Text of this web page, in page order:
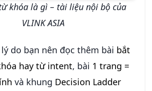
khóa là gì – tài liệu nội bộ của
VLINK ASIA
do bạn nên đọc thêm bài bắt
hay từ intent, bài 1 trang =
và khung Decision Ladder